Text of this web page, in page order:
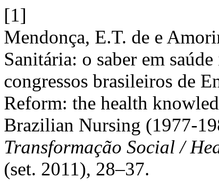
[1]
Mendonça, E.T. de e
Sanitária: o saber em
congressos brasileiros de
Reform: the health
Brazilian Nursing (1977-
Transformação Social /
(set. 2011), 28–37.